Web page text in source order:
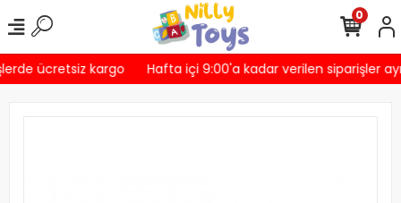
ücretsiz kargo Hafta içi 9:00'a kadar verilen siparişler
0